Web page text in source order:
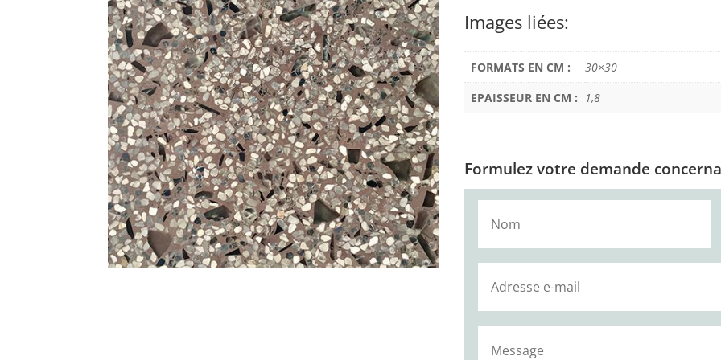
Images liées:
FORMATS EN CM :
30×30
EPAISSEUR EN CM :
1,8
Formulez votre demande